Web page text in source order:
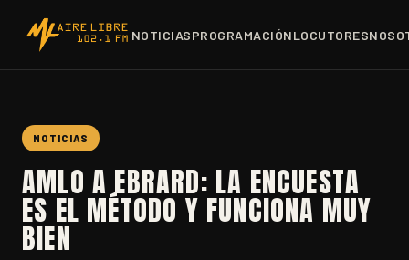
NOTICIASPROGRAMACIÓNLOCUTORES
NOTICIAS
AMLO A EBRARD: LA ENCUESTA
ES EL MÉTODO Y FUNCIONA MUY
BIEN